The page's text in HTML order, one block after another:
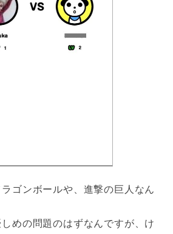
ゴンボールや、進撃の巨人なん
めの問題のはずなんですが、け